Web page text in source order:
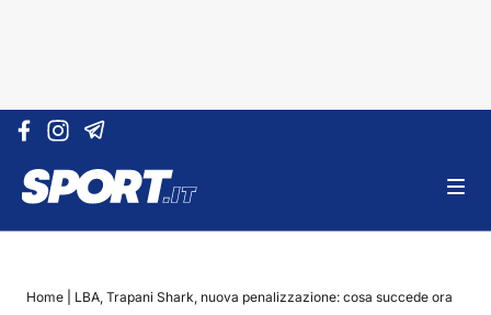
Vai al contenuto
Home LBA, Trapani Shark, nuova penalizzazione: cosa succede ora